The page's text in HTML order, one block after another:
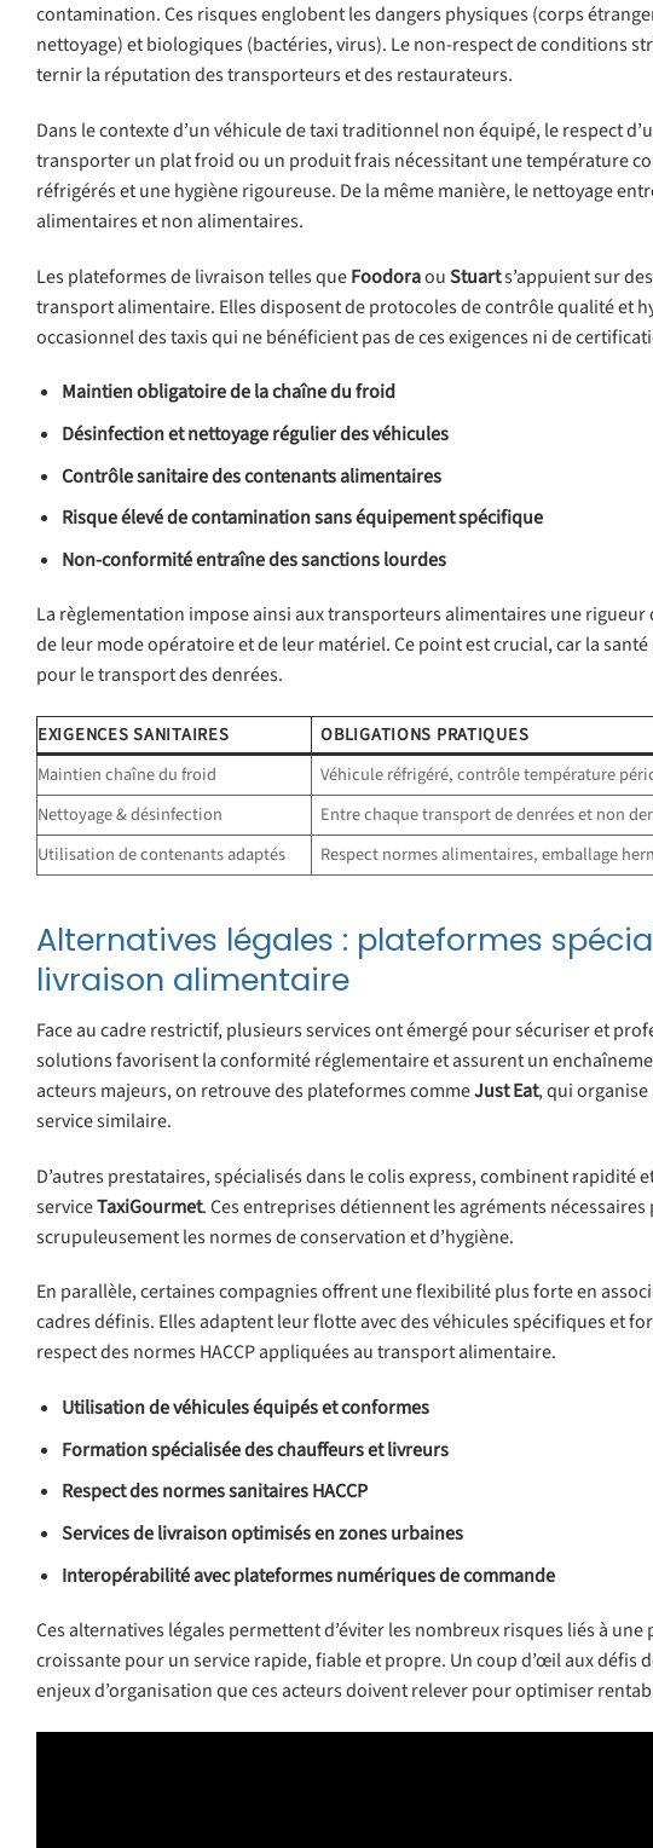
contamination. Ces risques englobent les dangers physiques (corps
nettoyage) et biologiques (bactéries, virus). Le non-respect de conditions
ternir la réputation des transporteurs et des restaurateurs.
Dans le contexte d’un véhicule de taxi traditionnel non équipé, le respect
transporter un plat froid ou un produit frais nécessitant une température
réfrigérés et une hygiène rigoureuse. De la même manière, le nettoyage
alimentaires et non alimentaires.
Les plateformes de livraison telles queFoodoraouStuarts’appuient sur
transport alimentaire. Elles disposent de protocoles de contrôle qualité et
occasionnel des taxis qui ne bénéficient pas de ces exigences ni de
Maintien obligatoire de la chaîne du froid
Désinfection et nettoyage régulier des véhicules
Contrôle sanitaire des contenants alimentaires
Risque élevé de contamination sans équipement spécifique
Non-conformité entraîne des sanctions lourdes
La règlementation impose ainsi aux transporteurs alimentaires une
de leur mode opératoire et de leur matériel. Ce point est crucial, car la
pour le transport des denrées.
EXIGENCES SANITAIRES OBLIGATIONS PRATIQUES
Maintien chaîne du froid
Véhicule réfrigéré, contrôle température
Nettoyage & désinfection
Entre chaque transport de denrées et non
Utilisation de contenants adaptés
Respect normes alimentaires, emballage
Alternatives légales : plateformes
livraison alimentaire
Face au cadre restrictif, plusieurs services ont émergé pour sécuriser et
solutions favorisent la conformité réglementaire et assurent un
acteurs majeurs, on retrouve des plateformes commeJust Eat, qui
service similaire.
D’autres prestataires, spécialisés dans le colis express, combinent rapidité
serviceTaxiGourmet. Ces entreprises détiennent les agréments
scrupuleusement les normes de conservation et d’hygiène.
En parallèle, certaines compagnies offrent une flexibilité plus forte en
cadres définis. Elles adaptent leur flotte avec des véhicules spécifiques et
respect des normes HACCP appliquées au transport alimentaire.
Utilisation de véhicules équipés et conformes
Formation spécialisée des chauffeurs et livreurs
Respect des normes sanitaires HACCP
Services de livraison optimisés en zones urbaines
Interopérabilité avec plateformes numériques de commande
Ces alternatives légales permettent d’éviter les nombreux risques liés à
croissante pour un service rapide, fiable et propre. Un coup d’œil aux défis
enjeux d’organisation que ces acteurs doivent relever pour optimiser